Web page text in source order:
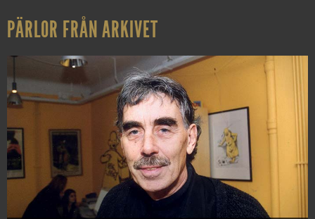
PÄRLOR FRÅN ARKIVET